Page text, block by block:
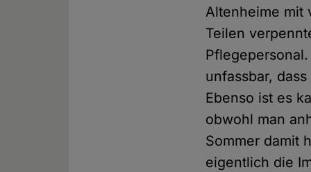
Altenheime mit
Teilen
unfassbar,
Ebenso ist es
obwohl man
Sommer damit
eigentlich die